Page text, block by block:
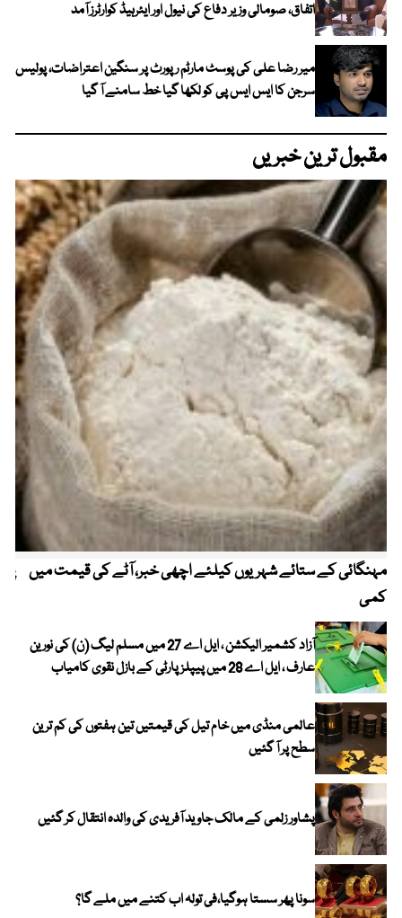
اتفاق، صومالی وزیر دفاع کی نیول اور ایئرہیڈ کوارٹرز آمد
میر رضا علی کی پوسٹ مارٹم رپورٹ پر سنگین اعتراضات، پولیس
سرجن کا ایس ایس پی کو لکھا گیا خط سامنے آ گیا
مقبول ترین خبریں
مہنگائی کے ستائے شہریوں کیلئے اچھی خبر، آٹے کی قیمت میں
کمی
آزاد کشمیر الیکشن ، ایل اے 27 میں مسلم لیگ (ن) کی نورین
عارف ، ایل اے 28 میں پیپلز پارٹی کے بازل نقوی کامیاب
عالمی منڈی میں خام تیل کی قیمتیں تین ہفتوں کی کم ترین
سطح پر آ گئیں
پشاور زلمی کے مالک جاوید آفریدی کی والدہ انتقال کر گئیں
سونا پھر سستا ہوگیا،فی تولہ اب کتنے میں ملے گا؟